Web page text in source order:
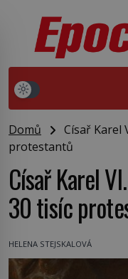
Domů
Císař Karel
protestantů
Císař Karel
30 tisíc
HELENA STEJSKALOVÁ